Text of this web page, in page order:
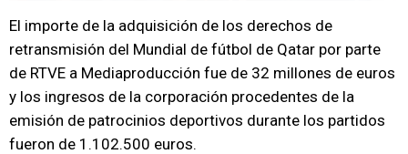
El importe de la adquisición de los derechos de
retransmisión del Mundial de fútbol de Qatar por parte
de RTVE a Mediaproducción fue de 32 millones de euros
y los ingresos de la corporación procedentes de la
emisión de patrocinios deportivos durante los partidos
fueron de 1.102.500 euros.